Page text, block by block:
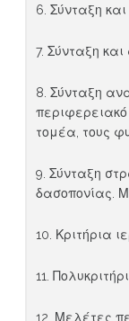
6. Σύνταξη
7. Σύνταξη
8. Σύνταξη
τομέα, τους
9. Σύνταξη
δασοπονίας.
10. Κριτήρια
11.
12. Μελέτες